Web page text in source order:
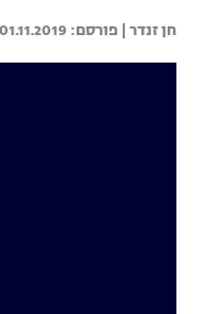
חן זנדר | 01.11.2019